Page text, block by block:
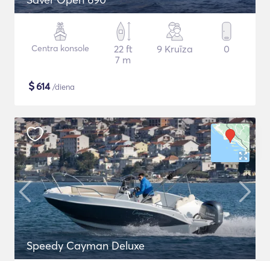
Centra konsole
22 ft
7 m
9 Kruīza 0
$614/diena
Speedy Cayman Deluxe